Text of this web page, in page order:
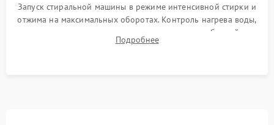
Запуск стиральной машины в режиме интенсивной стирки и
отжима на максимальных оборотах. Контроль нагрева воды,
корректности слива, отсутствия излишних вибраций,
посторонних стуков и протечек под корпусом.
Подробнее